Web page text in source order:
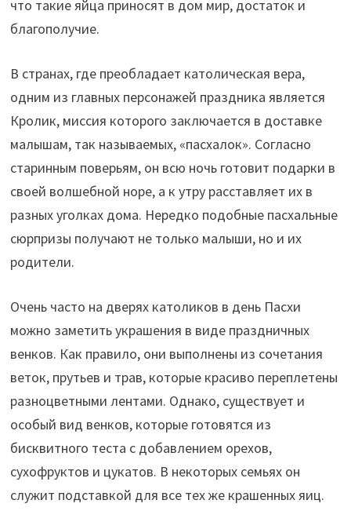
что такие яйца приносят в дом мир, достаток и
благополучие.
В странах, где преобладает католическая вера,
одним из главных персонажей праздника является
Кролик, миссия которого заключается в доставке
малышам, так называемых, «пасхалок». Согласно
старинным поверьям, он всю ночь готовит подарки в
своей волшебной норе, а к утру расставляет их в
разных уголках дома. Нередко подобные пасхальные
сюрпризы получают не только малыши, но и их
родители.
Очень часто на дверях католиков в день Пасхи
можно заметить украшения в виде праздничных
венков. Как правило, они выполнены из сочетания
веток, прутьев и трав, которые красиво переплетены
разноцветными лентами. Однако, существует и
особый вид венков, которые готовятся из
бисквитного теста с добавлением орехов,
сухофруктов и цукатов. В некоторых семьях он
служит подставкой для все тех же крашенных яиц.